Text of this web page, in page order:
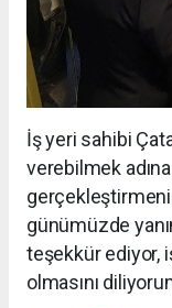
İş yeri sahibi
verebilmek adına
günümüzde
teşekkür ediyor,
olmasını